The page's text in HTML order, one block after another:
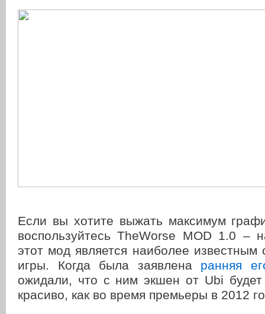
Если вы хотите выжать максимум
воспользуйтесь TheWorse MOD 1.0 –
этот мод является наиболее известным
игры. Когда была заявленаранняя
ожидали, что с ним экшен от Ubi будет
красиво, как во время премьеры в 2012